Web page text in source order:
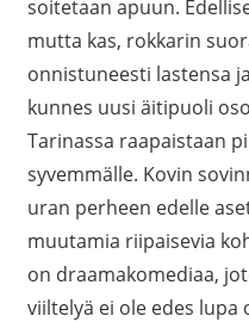
soitetaan apuun.
mutta kas, rokkarin
onnistuneesti lastensa
kunnes uusi äitipuoli
Tarinassa raapaistaan
syvemmälle. Kovin
uran perheen edelle
muutamia riipaisevia
on draamakomediaa,
viiltelyä ei ole edes